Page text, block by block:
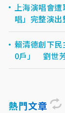
上海演唱會
唱」完整演出
賴清德創下
0戶」 劉世
熱門文章